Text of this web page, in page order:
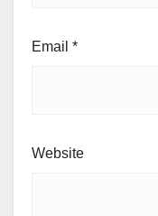
Email *
Website